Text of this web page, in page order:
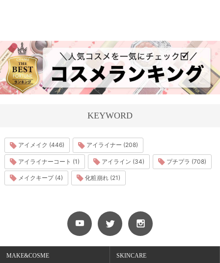
KEYWORD
アイメイク (446) アイライナー (208)
アイライナーコート (1) アイライン (34) プチプラ (708)
メイクキープ (4) 化粧崩れ (21)
MAKE&COSME SKINCARE